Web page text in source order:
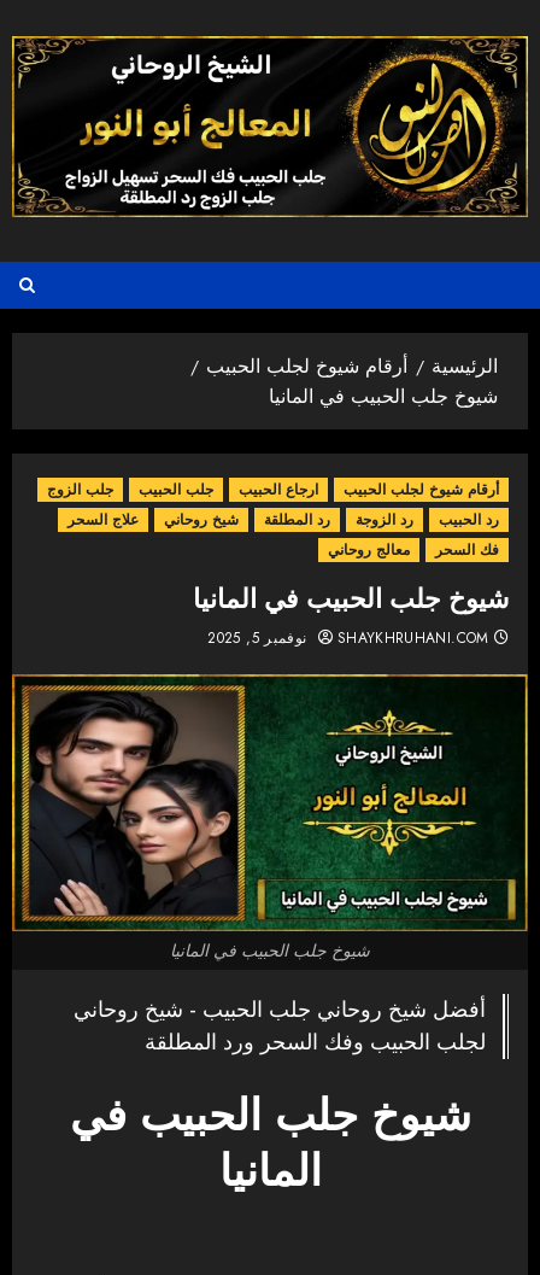
إلى
المحتوى
الرئيسية
أرقام شيوخ لجلب الحبيب
شيوخ جلب الحبيب في المانيا
أرقام شيوخ لجلب الحبيب ارجاع الحبيب جلب الحبيب
جلب الزوج
رد الحبيب
رد الزوجة رد المطلقة شيخ روحاني
علاج السحر
فك السحر
معالج روحاني
شيوخ جلب الحبيب في المانيا
SHAYKHRUHANI.COM نوفمبر 5, 2025
شيوخ جلب الحبيب في المانيا
أفضل شيخ روحاني جلب الحبيب - شيخ روحاني
لجلب الحبيب وفك السحر ورد المطلقة
شيوخ جلب الحبيب في
المانيا